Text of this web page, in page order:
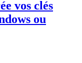
vos clés
ou